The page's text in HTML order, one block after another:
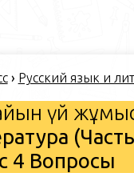
› Русский язык и
үй
4 Вопросы